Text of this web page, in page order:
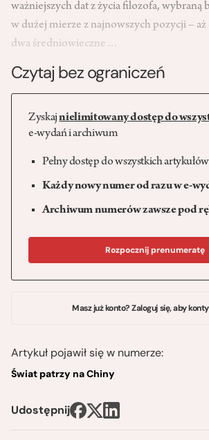
ważniejszych dat z życia filozofa, wybraną
w dużej mierze z najnowszych pozycji –
dwa średniowieczne…
Czytaj bez ograniczeń
Zyskajnielimitowany dostęp do
e-wydań i archiwum
Pełny dostęp do wszystkich artykułów
Każdy nowy numer od razu w e-
Archiwum numerów zawsze pod
Rozpocznij prenumeratę
Masz już konto? Zaloguj się, aby
Artykuł pojawił się w numerze:
Świat patrzy na Chiny
Udostępnij